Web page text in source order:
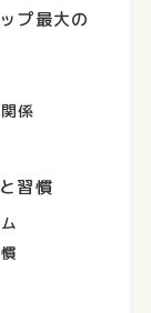
プ最大の
係
習慣